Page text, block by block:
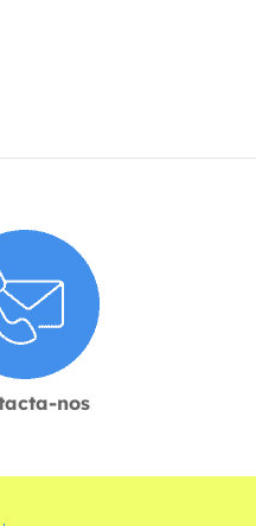
nos